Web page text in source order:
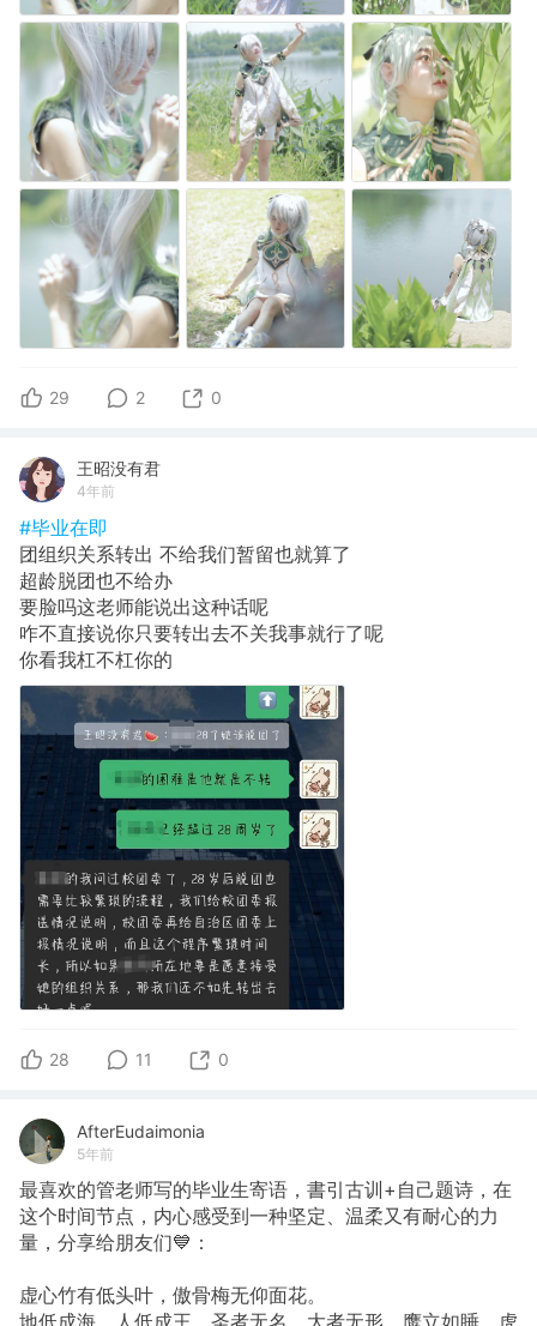
29 2 0
王昭没有君
4年前
#毕业在即
团组织关系转出 不给我们暂留也就算了
超龄脱团也不给办
要脸吗这老师能说出这种话呢
咋不直接说你只要转出去不关我事就行了呢
你看我杠不杠你的
28 11 0
AfterEudaimonia
5年前
最喜欢的管老师写的毕业生寄语，書引古训+自己题诗，在
这个时间节点，内心感受到一种坚定、温柔又有耐心的力
量，分享给朋友们💙：
虚心竹有低头叶，傲骨梅无仰面花。